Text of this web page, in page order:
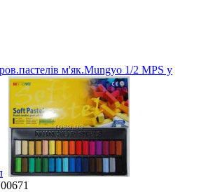
м'як.Mungyo 1/2 MPS у